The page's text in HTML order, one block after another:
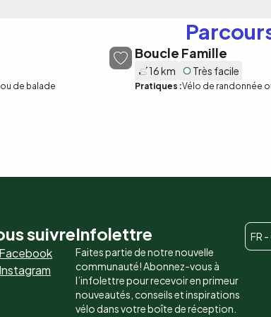
de balade
Boucle Famille
16 km Très facile
Pratiques :Vélo de randonnée
suivre
Facebook
Instagram
Infolettre
Faites partie de notre nouvelle
communauté! Abonnez-vous à
l’infolettre pour recevoir en primeur
nouveautés, conseils et inspirations
vélo dans votre boîte de réception.
FR -